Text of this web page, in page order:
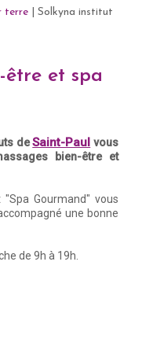
terre Solkyna institut
être et spa
deSaint-Paul vous
bien-être et
Gourmand" vous
une bonne
de 9h à 19h.